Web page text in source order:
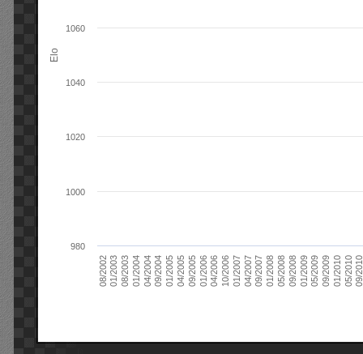
Elo
08/200201/200308/200301/200404/200409/200401/200504/200509/200501/200604/200610/200601/200704/200709/200701/200805/200809/200801/200905/200909/200901/201005/201009/
980
1000
1020
1040
1060